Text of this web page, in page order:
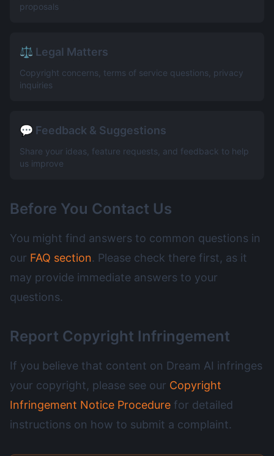
proposals
⚖️ Legal Matters
Copyright concerns, terms of service questions, privacy
inquiries
💬 Feedback & Suggestions
Share your ideas, feature requests, and feedback to help
us improve
Before You Contact Us
You might find answers to common questions in
our FAQ section. Please check there first, as it
may provide immediate answers to your
questions.
Report Copyright Infringement
If you believe that content on Dream AI infringes
your copyright, please see our Copyright
Infringement Notice Procedure for detailed
instructions on how to submit a complaint.